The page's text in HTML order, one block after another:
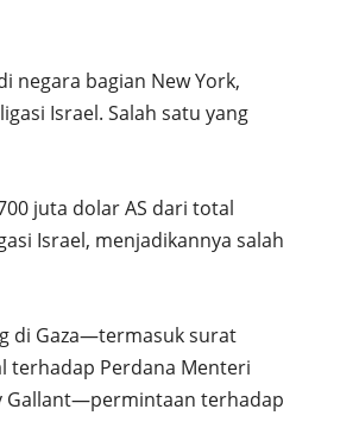
negara bagian New York,
Israel. Salah satu yang
juta dolar AS dari total
Israel, menjadikannya salah
di Gaza—termasuk surat
terhadap Perdana Menteri
Gallant—permintaan terhadap